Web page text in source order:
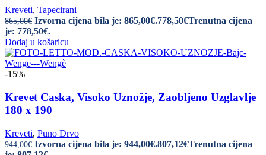
Kreveti, Tapecirani
865,00€ Izvorna cijena bila je: 865,00€.778,50€Trenutna cijena
je: 778,50€.
Dodaj u košaricu
-15%
Krevet Caska, Visoko Uznožje, Zaobljeno Uzglavlje
180 x 190
Kreveti, Puno Drvo
944,00€ Izvorna cijena bila je: 944,00€.807,12€Trenutna cijena